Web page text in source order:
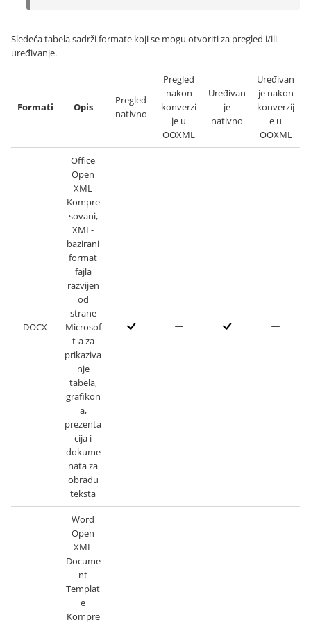
Sledeća tabela sadrži formate koji se mogu otvoriti za pregled i/ili
uređivanje.
Formati Opis
Pregled
nativno
Pregled
nakon
konverzi
je u
OOXML
Uređivan
je
nativno
Uređivan
je nakon
konverzij
e u
OOXML
DOCX
Office
Open
XML
Kompre
sovani,
XML-
bazirani
format
fajla
razvijen
od
strane
Microsof
t-a za
prikaziva
nje
tabela,
grafikon
a,
prezenta
cija i
dokume
nata za
obradu
teksta
Word
Open
XML
Docume
nt
Templat
e
Kompre